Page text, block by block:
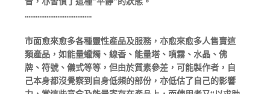
音，亦習慣了這種”平靜”的狀態。
.....................................
市面愈來愈多各種靈性產品及服務，亦愈來愈多人售賣這
類產品，如能量蠟燭、線香、能量塔、噴霧、水晶、佛
牌、符號、儀式等等，但由於質素參差，可能製作者，自
己本身都沒覺察到自身低頻的部份，亦低估了自己的影響